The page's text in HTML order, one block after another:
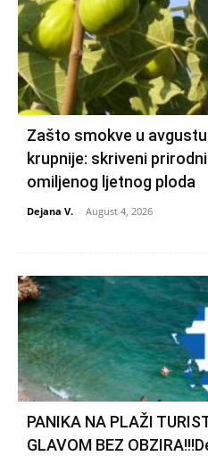
Zašto smokve u
krupnije: skriveni
omiljenog ljetnog ploda
Dejana V. - August 4, 2026
PANIKA NA PLAŽI
GLAVOM BEZ